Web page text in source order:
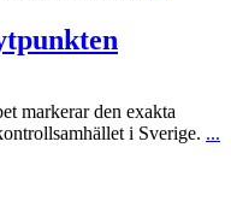
markerar den exakta
i Sverige. ...